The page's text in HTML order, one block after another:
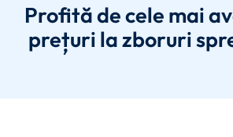
Profită de cele mai
prețuri la zboruri